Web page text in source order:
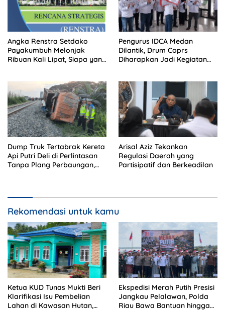
Angka Renstra Setdako
Payakumbuh Melonjak
Ribuan Kali Lipat, Siapa yang
Pengurus IDCA Medan
Dilantik, Drum Coprs
Diharapkan Jadi Kegiatan
Dump Truk Tertabrak Kereta
Api Putri Deli di Perlintasan
Tanpa Plang Perbaungan,
Arisal Aziz Tekankan
Regulasi Daerah yang
Partisipatif dan Berkeadilan
Rekomendasi untuk kamu
Ketua KUD Tunas Mukti Beri
Klarifikasi Isu Pembelian
Lahan di Kawasan Hutan,
Ekspedisi Merah Putih Presisi
Jangkau Pelalawan, Polda
Riau Bawa Bantuan hingga